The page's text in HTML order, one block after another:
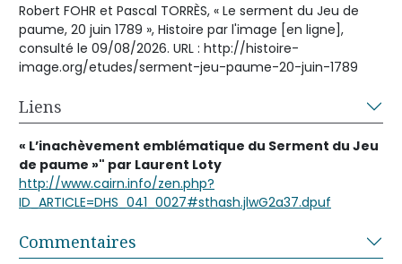
Robert FOHR et Pascal TORRÈS, « Le serment du Jeu de
paume, 20 juin 1789 », Histoire par l'image [en ligne],
consulté le 09/08/2026. URL : http://histoire-
image.org/etudes/serment-jeu-paume-20-juin-1789
Liens
« L’inachèvement emblématique du Serment du Jeu
de paume »" par Laurent Loty
http://www.cairn.info/zen.php?
ID_ARTICLE=DHS_041_0027#sthash.jlwG2a37.dpuf
Commentaires